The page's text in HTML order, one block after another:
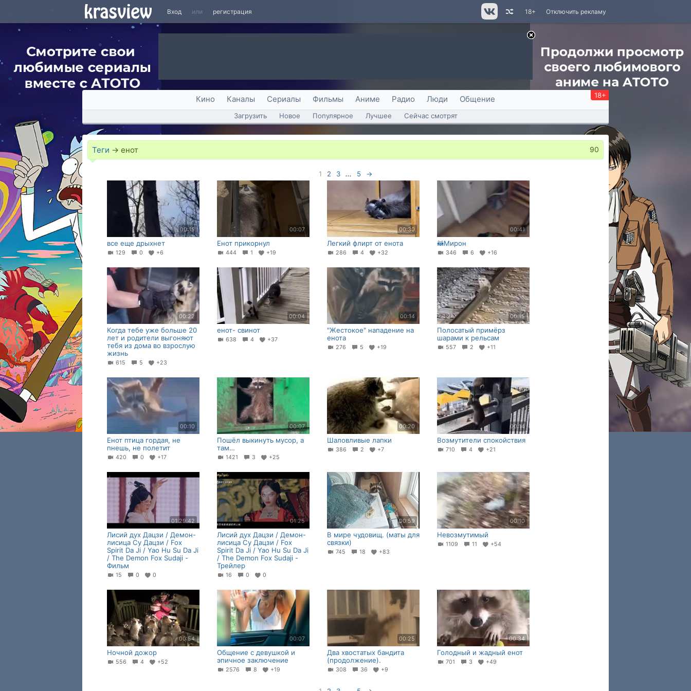
Вход или регистрация Отключить рекламу
18+
Кино Каналы Сериалы Фильмы Аниме Радио Люди Общение 18+
Загрузить Новое Популярное Лучшее Сейчас смотрят
Теги → енот 90
1 2 3 ... 5 →
00:15
все еще дрыхнет
129 0 +6
00:07
Енот прикорнул
444 1 +19
00:30
Легкий флирт от енота
286 4 +32
00:41
🦝Мирон
346 6 +16
00:22
Когда тебе уже больше 20
лет и родители выгоняют
тебя из дома во взрослую
жизнь
615 5 +23
00:04
енот- свинот
638 4 +37
00:14
"Жестокое" нападение на
енота
276 5 +19
00:15
Полосатый примёрз
шарами к рельсам
557 2 +11
00:10
Енот птица гордая, не
пнешь, не полетит
420 0 +17
00:07
Пошёл выкинуть мусор, а
там…
1421 3 +25
00:20
Шаловливые лапки
386 2 +7
00:14
Возмутители спокойствия
710 4 +21
01:29:42
Лисий дух Дацзи / Демон-
лисица Су Дацзи / Fox
Spirit Da Ji / Yao Hu Su Da Ji
/ The Demon Fox Sudaji -
Фильм
15 0 0
01:25
Лисий дух Дацзи / Демон-
лисица Су Дацзи / Fox
Spirit Da Ji / Yao Hu Su Da Ji
/ The Demon Fox Sudaji -
Трейлер
16 0 0
00:59
В мире чудовищ. (маты для
связки)
745 18 +83
00:10
Невозмутимый
1109 11 +54
00:54
Ночной дожор
556 4 +52
00:07
Общение с девушкой и
эпичное заключение
2576 8 +19
00:25
Два хвостатых бандита
(продолжение).
308 36 +9
00:34
Голодный и жадный енот
701 3 +49